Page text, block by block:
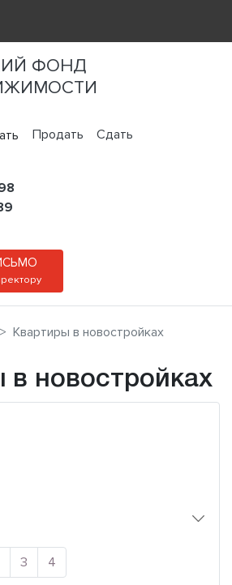
ФОНД
Продать
Сдать
Квартиры в новостройках
в новостройках
3 4